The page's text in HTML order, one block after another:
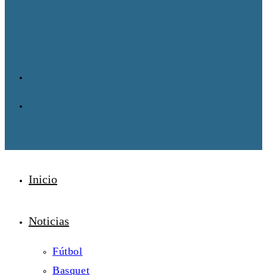
Inicio
Noticias
Fútbol
Basquet